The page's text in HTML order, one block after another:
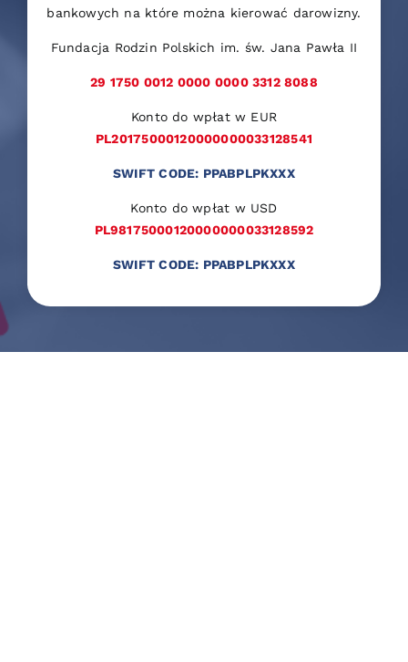
bankowych na które można kierować darowizny.
Fundacja Rodzin Polskich im. św. Jana Pawła II
29 1750 0012 0000 0000 3312 8088
Konto do wpłat w EUR
PL20175000120000000033128541
SWIFT CODE: PPABPLPKXXX
Konto do wpłat w USD
PL98175000120000000033128592
SWIFT CODE: PPABPLPKXXX